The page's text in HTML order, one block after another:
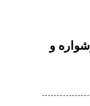
گوشواره و